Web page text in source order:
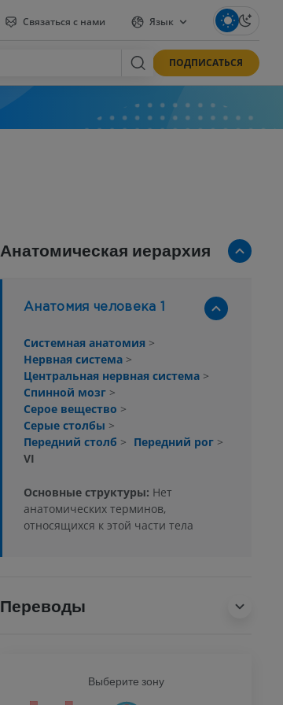
Связаться с нами Язык
ПОДПИСАТЬСЯ
Анатомическая иерархия
Анатомия человека 1
Системная анатомия >
Нервная система >
Центральная нервная система >
Спинной мозг >
Серое вещество >
Серые столбы >
Передний столб > Передний рог >
VI
Основные структуры: Нет
анатомических терминов,
относящихся к этой части тела
Переводы
Выберите зону